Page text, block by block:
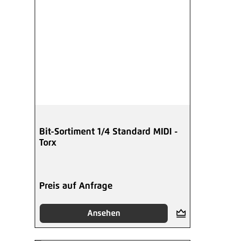
Bit-Sortiment 1/4 Standard MIDI -
Torx
Preis auf Anfrage
Ansehen